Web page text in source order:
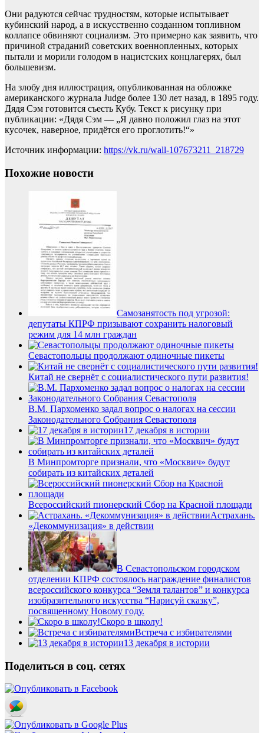
Они радуются сейчас трудностям, которые испытывает
кубинский народ, а в искусственно созданном топливном
коллапсе обвиняют социализм. Это примерно как заявить, что
причиной страданий советских военнопленных, которых
пытали и морили голодом в нацистских концлагерях, был
большевизм.
На злобу дня иллюстрация, опубликованная на обложке
американского журнала Judge более 130 лет назад, в 1895 году.
Дядя Сэм готовится съесть Кубу. Текст к рисунку при
публикации: «Дядя Сэм — „Я давно положил глаз на этот
кусочек, наверное, придётся его проглотить!“»
Источник информации: https://vk.ru/wall-107673211_218729
Похожие новости
Самозанятость под угрозой:
депутаты КПРФ призывают сохранить налоговый
режим для 14 млн граждан
Севастопольцы продолжают одиночные пикеты
Китай не свернёт с социалистического пути развития!
В.М. Пархоменко задал вопрос о налогах на сессии
Законодательного Собрания Севастополя
17 декабря в истории
В Минпромторге признали, что «Москвич» будут
собирать из китайских деталей
Всероссийский пионерский Сбор на Красной площади
Астрахань.
«Декоммунизация» в действии
В Севастопольском городском
отделении КПРФ состоялось награждение финалистов
всероссийского конкурса “Земля талантов” и конкурса
изобразительного искусства “Нарисуй сказку”,
посвященному Новому году.
Скоро в школу!
Встреча с избирателями
13 декабря в истории
Поделиться в соц. сетях